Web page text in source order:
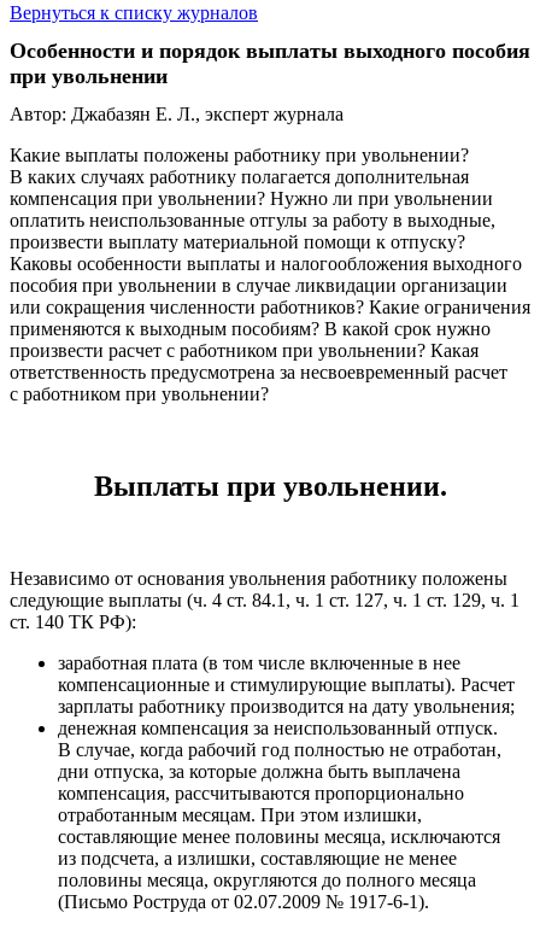
Вернуться к списку журналов
Особенности и порядок выплаты выходного пособия
при увольнении
Автор: Джабазян Е. Л., эксперт журнала
Какие выплаты положены работнику при увольнении?
В каких случаях работнику полагается дополнительная
компенсация при увольнении? Нужно ли при увольнении
оплатить неиспользованные отгулы за работу в выходные,
произвести выплату материальной помощи к отпуску?
Каковы особенности выплаты и налогообложения выходного
пособия при увольнении в случае ликвидации организации
или сокращения численности работников? Какие ограничения
применяются к выходным пособиям? В какой срок нужно
произвести расчет с работником при увольнении? Какая
ответственность предусмотрена за несвоевременный расчет
с работником при увольнении?
Выплаты при увольнении.
Независимо от основания увольнения работнику положены
следующие выплаты (ч. 4 ст. 84.1, ч. 1 ст. 127, ч. 1 ст. 129, ч. 1
ст. 140 ТК РФ):
заработная плата (в том числе включенные в нее
компенсационные и стимулирующие выплаты). Расчет
зарплаты работнику производится на дату увольнения;
денежная компенсация за неиспользованный отпуск.
В случае, когда рабочий год полностью не отработан,
дни отпуска, за которые должна быть выплачена
компенсация, рассчитываются пропорционально
отработанным месяцам. При этом излишки,
составляющие менее половины месяца, исключаются
из подсчета, а излишки, составляющие не менее
половины месяца, округляются до полного месяца
(Письмо Роструда от 02.07.2009 № 1917‑6‑1).